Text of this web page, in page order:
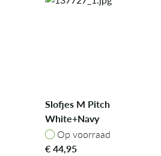
Slofjes M Pitch
White+Navy
Op voorraad
Op voorraad
€44,95